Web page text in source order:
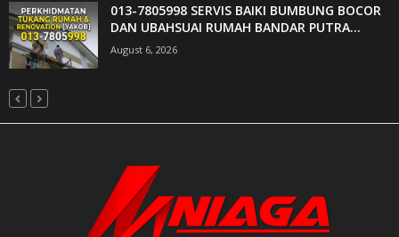
013-7805998 SERVIS BAIKI BUMBUNG BOCOR
DAN UBAHSUAI RUMAH BANDAR PUTRA...
August 6, 2026